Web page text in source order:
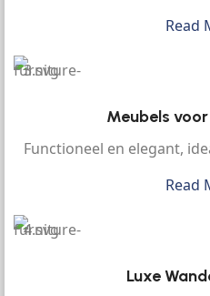
Read
Meubels
Functioneel en elegant,
Read
Luxe